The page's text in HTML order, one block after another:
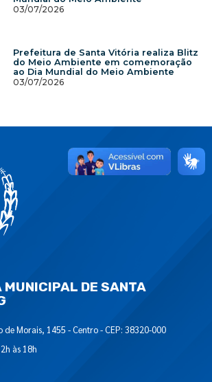
03/07/2026
Prefeitura de Santa Vitória realiza Blitz
do Meio Ambiente em comemoração
ao Dia Mundial do Meio Ambiente
03/07/2026
MUNICIPAL DE SANTA
de Morais, 1455 - Centro - CEP: 38320-000
às 18h